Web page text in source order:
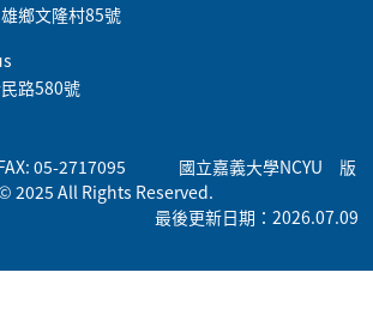
鄉文隆村85號
路580號
05-2717095 國立嘉義大學NCYU 版
All Rights Reserved.
最後更新日期：2026.07.09